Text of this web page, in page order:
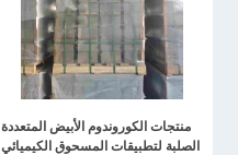
منتجات الكوروندوم الأبيض المتعددة
الصلبة لتطبيقات المسحوق الكيميائي